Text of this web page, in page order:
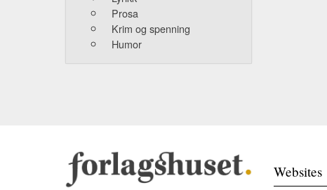
Prosa
Krim og spenning
Humor
Websites